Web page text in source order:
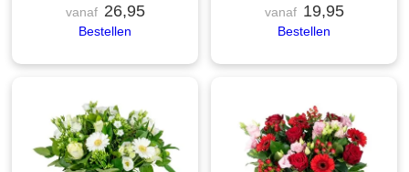
vanaf 26,95
Bestellen
vanaf 19,95
Bestellen